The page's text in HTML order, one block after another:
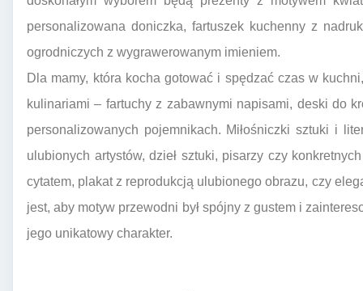
personalizowana doniczka, fartuszek kuchenny z
ogrodniczych z wygrawerowanym imieniem.
Dla mamy, która kocha gotować i spędzać czas w
kulinariami – fartuchy z zabawnymi napisami, deski do
personalizowanych pojemnikach. Miłośniczki sztuki i
ulubionych artystów, dzieł sztuki, pisarzy czy
cytatem, plakat z reprodukcją ulubionego obrazu, czy
jest, aby motyw przewodni był spójny z gustem i
jego unikatowy charakter.